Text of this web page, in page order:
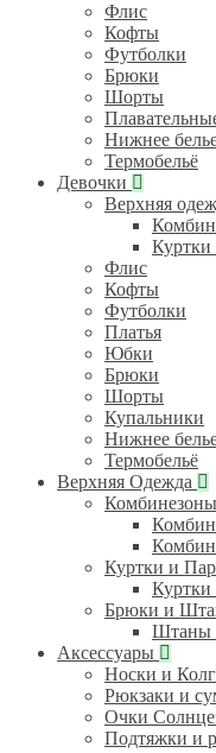
Флис
Кофты
Футболки
Брюки
Шорты
Нижнее
Термобельё
Девочки
Верхняя
Флис
Кофты
Футболки
Платья
Юбки
Брюки
Шорты
Купальники
Нижнее
Термобельё
Верхняя Одежда
Комбинезоны
Куртки и
Брюки и
Штаны
Аксессуары
Носки и
Рюкзаки и
Очки
Подтяжки и